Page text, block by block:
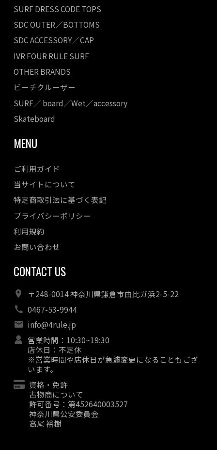
SURF DRESS CODE TOPS
SDC OUTER／BOTTOMS
SDC ACCESSORY／CAP
IVR FOUR RULE SURF
OTHER BRANDS
ビーチクルーザー
SURF／ board／Wet／accessory
Skateboard
MENU
ご利用ガイド
当サイトについて
特定商取引法に基づく表記
プライバシーポリシー
利用規約
お問い合わせ
CONTACT US
〒248-0014 神奈川県鎌倉市由比ガ浜2-5-22
0467-53-9944
info@4rule.jp
営業時間：10:30~19:30
店休日：不定休
※営業時間や店休日が急遽変更になることもござ
います。
資格・免許
古物商について
許可番号：第452640003527
神奈川県公安委員会
高尾 裕樹